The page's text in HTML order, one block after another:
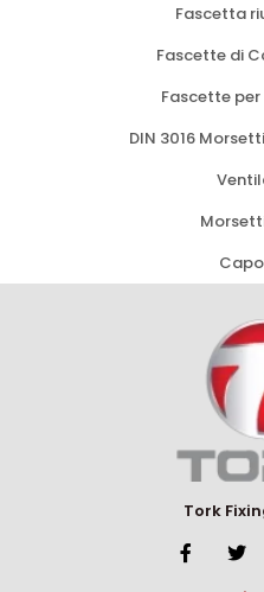
Fascetta
Fascette di
Fascette
DIN 3016
Tork